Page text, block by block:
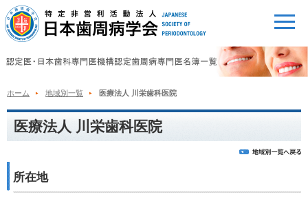
ホーム 地域別一覧 医療法人 川栄歯科医院
医療法人 川栄歯科医院
所在地